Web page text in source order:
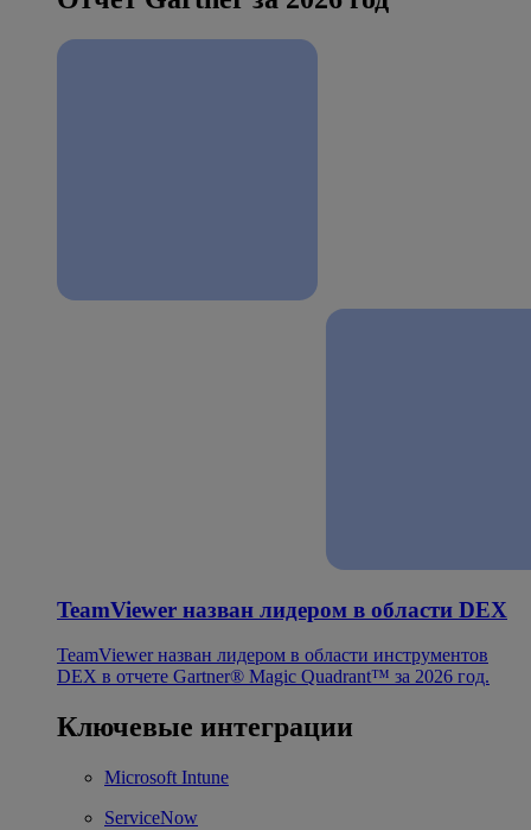
TeamViewer назван лидером в области DEX
TeamViewer назван лидером в области инструментов
DEX в отчете Gartner® Magic Quadrant™ за 2026 год.
Ключевые интеграции
Microsoft Intune
ServiceNow